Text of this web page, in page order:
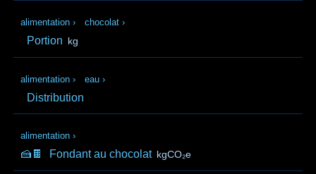
alimentation › chocolat ›
Portion kg
alimentation › eau ›
Distribution
alimentation ›
🍰🍫 Fondant au chocolat kgCO₂e